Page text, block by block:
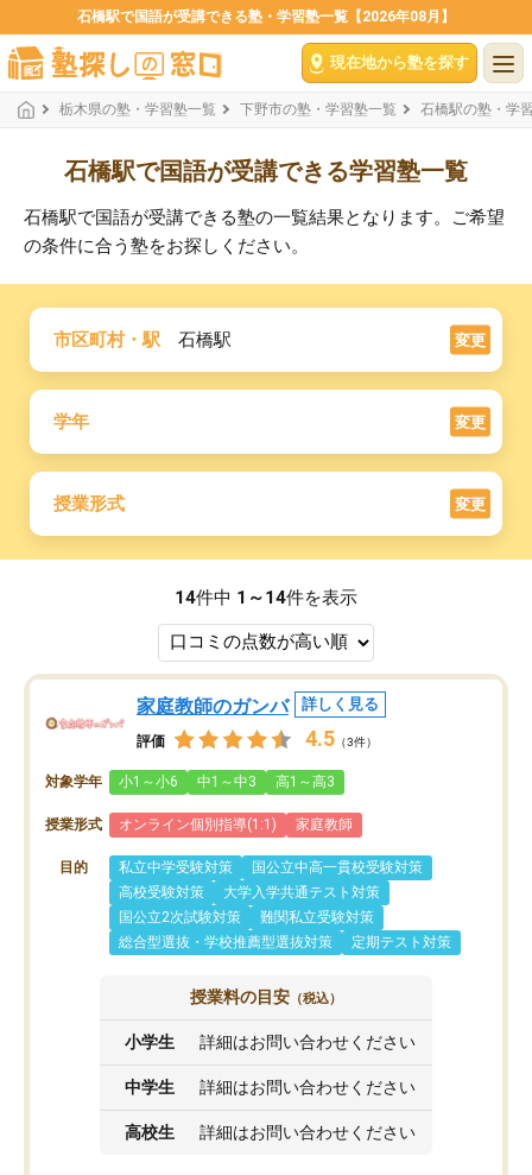
石橋駅で国語が受講できる塾・学習塾一覧【2026年08月】
現在地から塾を探す
栃木県の塾・学習塾一覧 下野市の塾・学習塾一覧 石橋駅の塾・学
石橋駅で国語が受講できる学習塾一覧
石橋駅で国語が受講できる塾の一覧結果となります。ご希望
の条件に合う塾をお探しください。
市区町村・駅 石橋駅 変更
学年 変更
授業形式 変更
14件中 1～14件を表示
家庭教師のガンバ 詳しく見る
評価 4.5 （3件）
対象学年 小1～小6 中1～中3 高1～高3
授業形式 オンライン個別指導(1:1) 家庭教師
目的 私立中学受験対策
国公立中高一貫校受験対策
高校受験対策
大学入学共通テスト対策
国公立2次試験対策
難関私立受験対策
総合型選抜・学校推薦型選抜対策
定期テスト対策
授業料の目安 （税込）
小学生 詳細はお問い合わせください
中学生 詳細はお問い合わせください
高校生 詳細はお問い合わせください